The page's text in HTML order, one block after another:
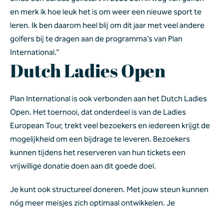
en merk ik hoe leuk het is om weer een nieuwe sport te
leren. Ik ben daarom heel blij om dit jaar met veel andere
golfers bij te dragen aan de programma’s van Plan
International.”
Dutch Ladies Open
Plan International is ook verbonden aan het Dutch Ladies
Open. Het toernooi, dat onderdeel is van de Ladies
European Tour, trekt veel bezoekers en iedereen krijgt de
mogelijkheid om een bijdrage te leveren. Bezoekers
kunnen tijdens het reserveren van hun tickets een
vrijwillige donatie doen aan dit goede doel.
Je kunt ook structureel doneren. Met jouw steun kunnen
nóg meer meisjes zich optimaal ontwikkelen. Je